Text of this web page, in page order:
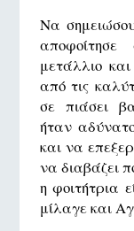
Να
μετάλλιο
από τις
σε πιάσει
ήταν
και να
να διαβάζει
η φοιτήτρια
μίλαγε και